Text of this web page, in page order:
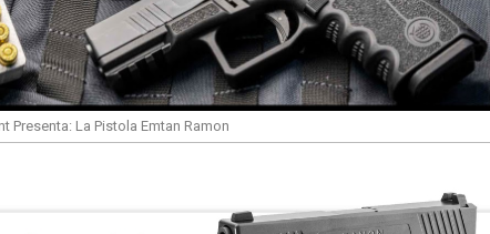
Presenta: La Pistola Emtan Ramon